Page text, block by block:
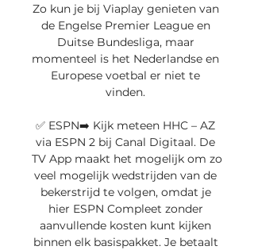
Zo kun je bij Viaplay genieten van
de Engelse Premier League en
Duitse Bundesliga, maar
momenteel is het Nederlandse en
Europese voetbal er niet te
vinden.
✅ ESPN➡️ Kijk meteen HHC – AZ
via ESPN 2 bij Canal Digitaal. De
TV App maakt het mogelijk om zo
veel mogelijk wedstrijden van de
bekerstrijd te volgen, omdat je
hier ESPN Compleet zonder
aanvullende kosten kunt kijken
binnen elk basispakket. Je betaalt